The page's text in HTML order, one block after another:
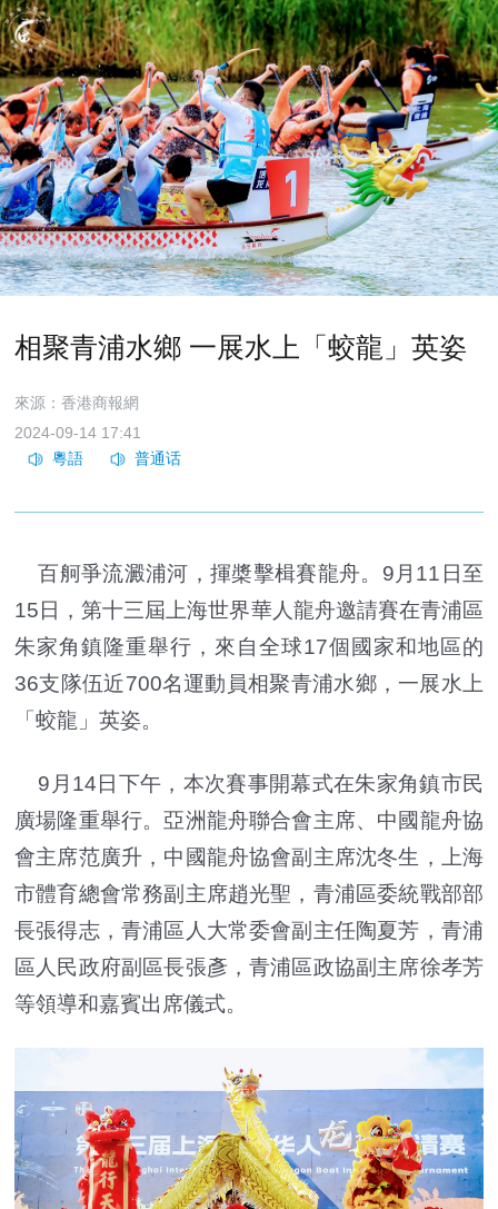
相聚青浦水鄉 一展水上「蛟龍」英姿
來源：香港商報網
2024-09-14 17:41
百舸爭流澱浦河，揮槳擊楫賽龍舟。9月11日至
15日，第十三屆上海世界華人龍舟邀請賽在青浦區
朱家角鎮隆重舉行，來自全球17個國家和地區的
36支隊伍近700名運動員相聚青浦水鄉，一展水上
「蛟龍」英姿。
9月14日下午，本次賽事開幕式在朱家角鎮市民
廣場隆重舉行。亞洲龍舟聯合會主席、中國龍舟協
會主席范廣升，中國龍舟協會副主席沈冬生，上海
市體育總會常務副主席趙光聖，青浦區委統戰部部
長張得志，青浦區人大常委會副主任陶夏芳，青浦
區人民政府副區長張彥，青浦區政協副主席徐孝芳
等領導和嘉賓出席儀式。